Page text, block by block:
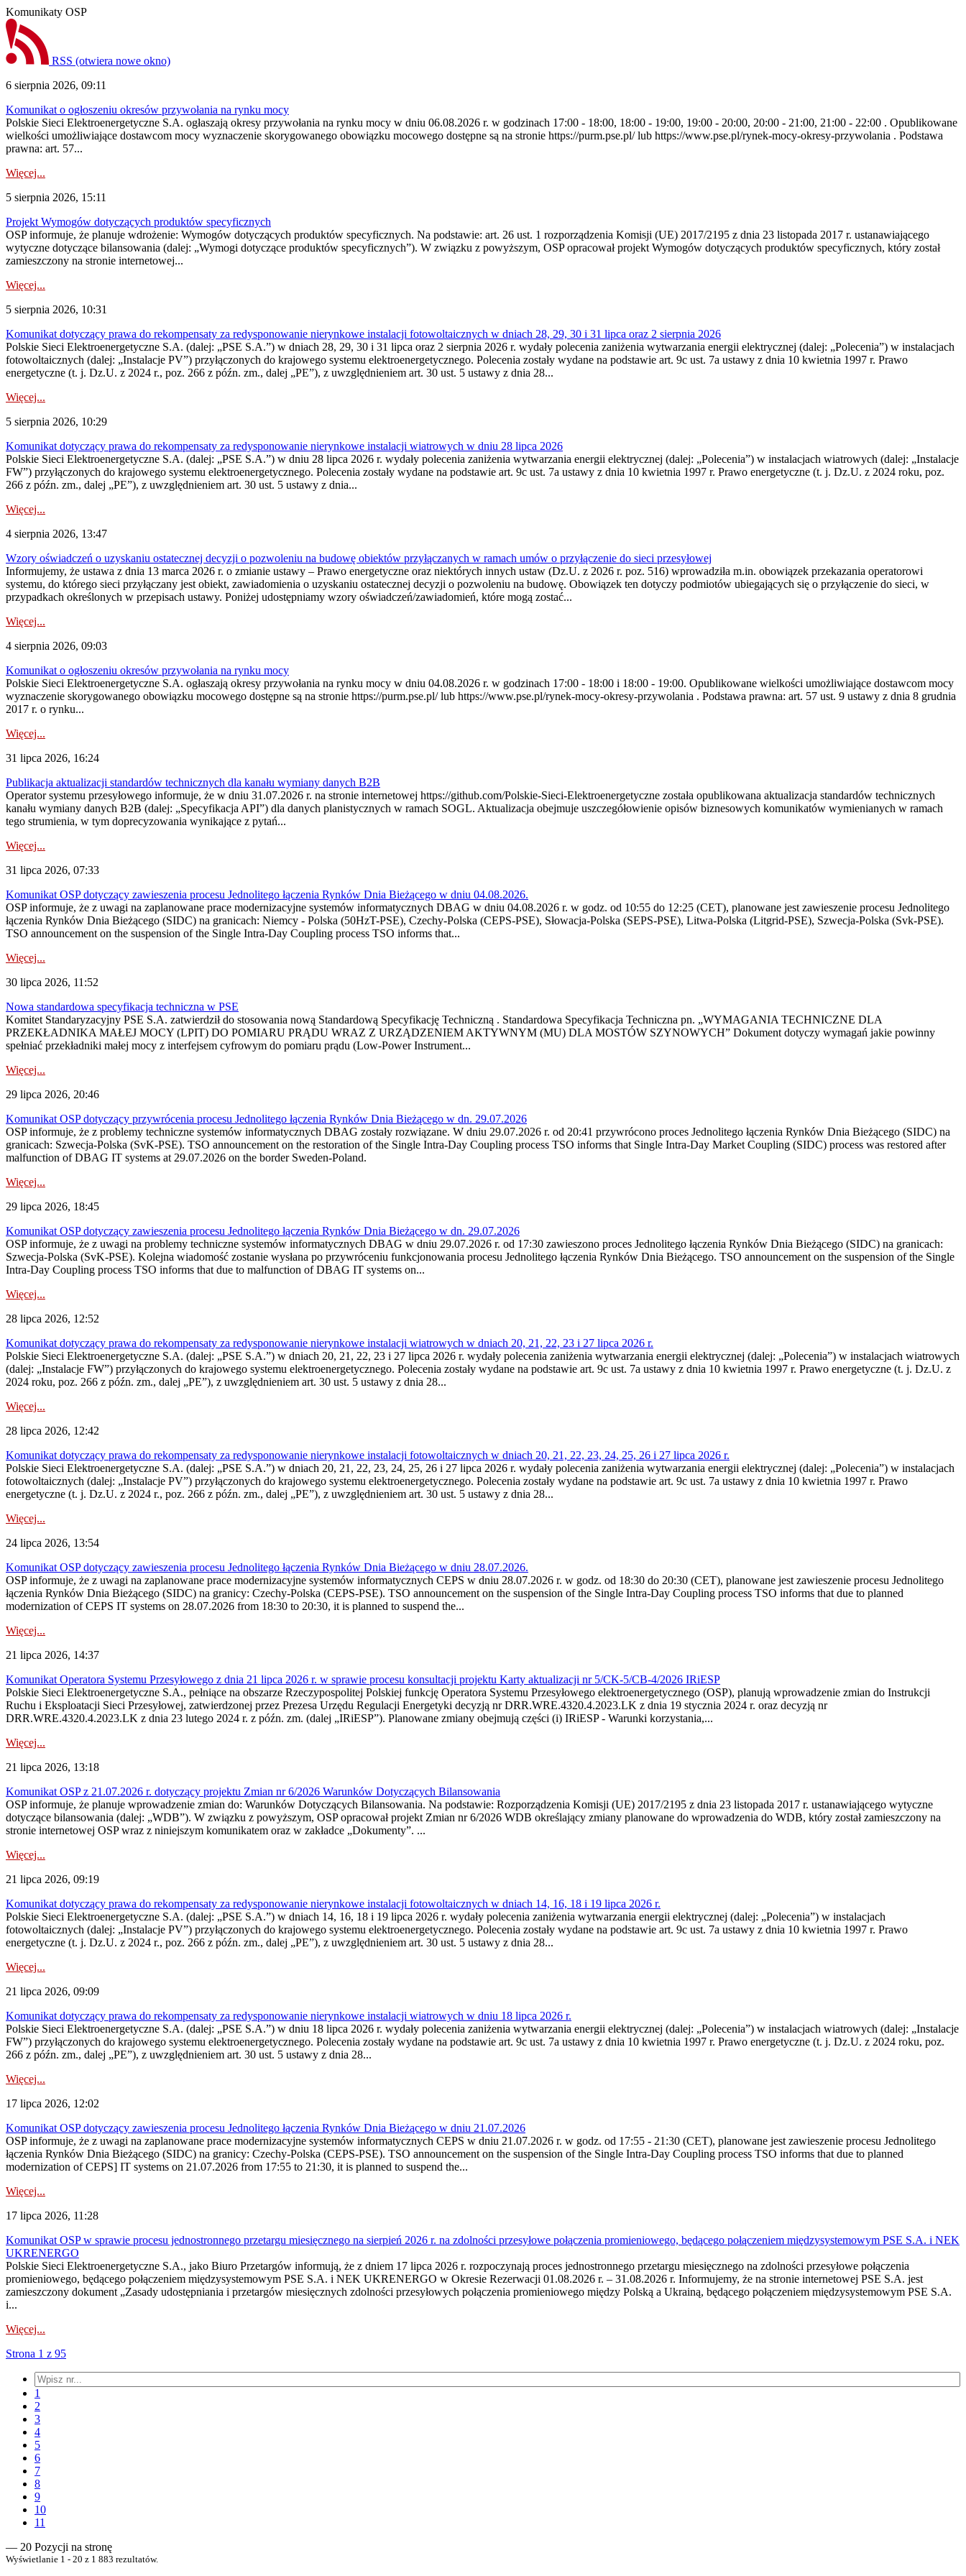
Komunikaty OSP
RSS (otwiera nowe okno)
6 sierpnia 2026, 09:11
Komunikat o ogłoszeniu okresów przywołania na rynku mocy
Polskie Sieci Elektroenergetyczne S.A. ogłaszają okresy przywołania na rynku mocy w dniu 06.08.2026 r. w godzinach 17:00 - 18:00, 18:00 - 19:00, 19:00 - 20:00, 20:00 - 21:00, 21:00 - 22:00 . Opublikowane
wielkości umożliwiające dostawcom mocy wyznaczenie skorygowanego obowiązku mocowego dostępne są na stronie https://purm.pse.pl/ lub https://www.pse.pl/rynek-mocy-okresy-przywolania . Podstawa
prawna: art. 57...
Więcej...
5 sierpnia 2026, 15:11
Projekt Wymogów dotyczących produktów specyficznych
OSP informuje, że planuje wdrożenie: Wymogów dotyczących produktów specyficznych. Na podstawie: art. 26 ust. 1 rozporządzenia Komisji (UE) 2017/2195 z dnia 23‍ listopada 2017 r. ustanawiającego
wytyczne dotyczące bilansowania (dalej: „Wymogi dotyczące produktów specyficznych”). W związku z powyższym, OSP opracował projekt Wymogów dotyczących produktów specyficznych, który został
zamieszczony na stronie internetowej...
Więcej...
5 sierpnia 2026, 10:31
Komunikat dotyczący prawa do rekompensaty za redysponowanie nierynkowe instalacji fotowoltaicznych w dniach 28, 29, 30 i 31 lipca oraz 2 sierpnia 2026
Polskie Sieci Elektroenergetyczne S.A. (dalej: „PSE S.A.”) w dniach 28, 29, 30 i 31 lipca oraz 2 sierpnia 2026 r. wydały polecenia zaniżenia wytwarzania energii elektrycznej (dalej: „Polecenia”) w instalacjach
fotowoltaicznych (dalej: „Instalacje PV”) przyłączonych do krajowego systemu elektroenergetycznego. Polecenia zostały wydane na podstawie art. 9c ust. 7a ustawy z dnia 10 kwietnia 1997 r. Prawo
energetyczne (t. j. Dz.U. z 2024 r., poz. 266 z późn. zm., dalej „PE”), z uwzględnieniem art. 30 ust. 5 ustawy z dnia 28...
Więcej...
5 sierpnia 2026, 10:29
Komunikat dotyczący prawa do rekompensaty za redysponowanie nierynkowe instalacji wiatrowych w dniu 28 lipca 2026
Polskie Sieci Elektroenergetyczne S.A. (dalej: „PSE S.A.”) w dniu 28 lipca 2026 r. wydały polecenia zaniżenia wytwarzania energii elektrycznej (dalej: „Polecenia”) w instalacjach wiatrowych (dalej: „Instalacje
FW”) przyłączonych do krajowego systemu elektroenergetycznego. Polecenia zostały wydane na podstawie art. 9c ust. 7a ustawy z dnia 10 kwietnia 1997 r. Prawo energetyczne (t. j. Dz.U. z 2024 roku, poz.
266 z późn. zm., dalej „PE”), z uwzględnieniem art. 30 ust. 5 ustawy z dnia...
Więcej...
4 sierpnia 2026, 13:47
Wzory oświadczeń o uzyskaniu ostatecznej decyzji o pozwoleniu na budowę obiektów przyłączanych w ramach umów o przyłączenie do sieci przesyłowej
Informujemy, że ustawa z dnia 13 marca 2026 r. o zmianie ustawy – Prawo energetyczne oraz niektórych innych ustaw (Dz.U. z 2026 r. poz. 516) wprowadziła m.in. obowiązek przekazania operatorowi
systemu, do którego sieci przyłączany jest obiekt, zawiadomienia o uzyskaniu ostatecznej decyzji o pozwoleniu na budowę. Obowiązek ten dotyczy podmiotów ubiegających się o przyłączenie do sieci, w
przypadkach określonych w przepisach ustawy. Poniżej udostępniamy wzory oświadczeń/zawiadomień, które mogą zostać...
Więcej...
4 sierpnia 2026, 09:03
Komunikat o ogłoszeniu okresów przywołania na rynku mocy
Polskie Sieci Elektroenergetyczne S.A. ogłaszają okresy przywołania na rynku mocy w dniu 04.08.2026 r. w godzinach 17:00 - 18:00 i 18:00 - 19:00. Opublikowane wielkości umożliwiające dostawcom mocy
wyznaczenie skorygowanego obowiązku mocowego dostępne są na stronie https://purm.pse.pl/ lub https://www.pse.pl/rynek-mocy-okresy-przywolania . Podstawa prawna: art. 57 ust. 9 ustawy z dnia 8 grudnia
2017 r. o rynku...
Więcej...
31 lipca 2026, 16:24
Publikacja aktualizacji standardów technicznych dla kanału wymiany danych B2B
Operator systemu przesyłowego informuje, że w dniu 31.07.2026 r. na stronie internetowej https://github.com/Polskie-Sieci-Elektroenergetyczne została opublikowana aktualizacja standardów technicznych
kanału wymiany danych B2B (dalej: „Specyfikacja API”) dla danych planistycznych w ramach SOGL. Aktualizacja obejmuje uszczegółowienie opisów biznesowych komunikatów wymienianych w ramach
tego strumienia, w tym doprecyzowania wynikające z pytań...
Więcej...
31 lipca 2026, 07:33
Komunikat OSP dotyczący zawieszenia procesu Jednolitego łączenia Rynków Dnia Bieżącego w dniu 04.08.2026.
OSP informuje, że z uwagi na zaplanowane prace modernizacyjne systemów informatycznych DBAG w dniu 04.08.2026 r. w godz. od 10:55 do 12:25 (CET), planowane jest zawieszenie procesu Jednolitego
łączenia Rynków Dnia Bieżącego (SIDC) na granicach: Niemcy - Polska (50HzT-PSE), Czechy-Polska (CEPS-PSE), Słowacja-Polska (SEPS-PSE), Litwa-Polska (Litgrid-PSE), Szwecja-Polska (Svk-PSE).
TSO announcement on the suspension of the Single Intra-Day Coupling process TSO informs that...
Więcej...
30 lipca 2026, 11:52
Nowa standardowa specyfikacja techniczna w PSE
Komitet Standaryzacyjny PSE S.A. zatwierdził do stosowania nową Standardową Specyfikację Techniczną . Standardowa Specyfikacja Techniczna pn. „WYMAGANIA TECHNICZNE DLA
PRZEKŁADNIKA MAŁEJ MOCY (LPIT) DO POMIARU PRĄDU WRAZ Z URZĄDZENIEM AKTYWNYM (MU) DLA MOSTÓW SZYNOWYCH” Dokument dotyczy wymagań jakie powinny
spełniać przekładniki małej mocy z interfejsem cyfrowym do pomiaru prądu (Low-Power Instrument...
Więcej...
29 lipca 2026, 20:46
Komunikat OSP dotyczący przywrócenia procesu Jednolitego łączenia Rynków Dnia Bieżącego w dn. 29.07.2026
OSP informuje, że z problemy techniczne systemów informatycznych DBAG zostały rozwiązane. W dniu 29.07.2026 r. od 20:41 przywrócono proces Jednolitego łączenia Rynków Dnia Bieżącego (SIDC) na
granicach: Szwecja-Polska (SvK-PSE). TSO announcement on the restoration of the Single Intra-Day Coupling process TSO informs that Single Intra-Day Market Coupling (SIDC) process was restored after
malfunction of DBAG IT systems at 29.07.2026 on the border Sweden-Poland.
Więcej...
29 lipca 2026, 18:45
Komunikat OSP dotyczący zawieszenia procesu Jednolitego łączenia Rynków Dnia Bieżącego w dn. 29.07.2026
OSP informuje, że z uwagi na problemy techniczne systemów informatycznych DBAG w dniu 29.07.2026 r. od 17:30 zawieszono proces Jednolitego łączenia Rynków Dnia Bieżącego (SIDC) na granicach:
Szwecja-Polska (SvK-PSE). Kolejna wiadomość zostanie wysłana po przywróceniu funkcjonowania procesu Jednolitego łączenia Rynków Dnia Bieżącego. TSO announcement on the suspension of the Single
Intra-Day Coupling process TSO informs that due to malfunction of DBAG IT systems on...
Więcej...
28 lipca 2026, 12:52
Komunikat dotyczący prawa do rekompensaty za redysponowanie nierynkowe instalacji wiatrowych w dniach 20, 21, 22, 23 i 27 lipca 2026 r.
Polskie Sieci Elektroenergetyczne S.A. (dalej: „PSE S.A.”) w dniach 20, 21, 22, 23 i 27 lipca 2026 r. wydały polecenia zaniżenia wytwarzania energii elektrycznej (dalej: „Polecenia”) w instalacjach wiatrowych
(dalej: „Instalacje FW”) przyłączonych do krajowego systemu elektroenergetycznego. Polecenia zostały wydane na podstawie art. 9c ust. 7a ustawy z dnia 10 kwietnia 1997 r. Prawo energetyczne (t. j. Dz.U. z
2024 roku, poz. 266 z późn. zm., dalej „PE”), z uwzględnieniem art. 30 ust. 5 ustawy z dnia 28...
Więcej...
28 lipca 2026, 12:42
Komunikat dotyczący prawa do rekompensaty za redysponowanie nierynkowe instalacji fotowoltaicznych w dniach 20, 21, 22, 23, 24, 25, 26 i 27 lipca 2026 r.
Polskie Sieci Elektroenergetyczne S.A. (dalej: „PSE S.A.”) w dniach 20, 21, 22, 23, 24, 25, 26 i 27 lipca 2026 r. wydały polecenia zaniżenia wytwarzania energii elektrycznej (dalej: „Polecenia”) w instalacjach
fotowoltaicznych (dalej: „Instalacje PV”) przyłączonych do krajowego systemu elektroenergetycznego. Polecenia zostały wydane na podstawie art. 9c ust. 7a ustawy z dnia 10 kwietnia 1997 r. Prawo
energetyczne (t. j. Dz.U. z 2024 r., poz. 266 z późn. zm., dalej „PE”), z uwzględnieniem art. 30 ust. 5 ustawy z dnia 28...
Więcej...
24 lipca 2026, 13:54
Komunikat OSP dotyczący zawieszenia procesu Jednolitego łączenia Rynków Dnia Bieżącego w dniu 28.07.2026.
OSP informuje, że z uwagi na zaplanowane prace modernizacyjne systemów informatycznych CEPS w dniu 28.07.2026 r. w godz. od 18:30 do 20:30 (CET), planowane jest zawieszenie procesu Jednolitego
łączenia Rynków Dnia Bieżącego (SIDC) na granicy: Czechy-Polska (CEPS-PSE). TSO announcement on the suspension of the Single Intra-Day Coupling process TSO informs that due to planned
modernization of CEPS IT systems on 28.07.2026 from 18:30 to 20:30, it is planned to suspend the...
Więcej...
21 lipca 2026, 14:37
Komunikat Operatora Systemu Przesyłowego z dnia 21 lipca 2026 r. w sprawie procesu konsultacji projektu Karty aktualizacji nr 5/CK-5/CB-4/2026 IRiESP
Polskie Sieci Elektroenergetyczne S.A., pełniące na obszarze Rzeczypospolitej Polskiej funkcję Operatora Systemu Przesyłowego elektroenergetycznego (OSP), planują wprowadzenie zmian do Instrukcji
Ruchu i Eksploatacji Sieci Przesyłowej, zatwierdzonej przez Prezesa Urzędu Regulacji Energetyki decyzją nr DRR.WRE.4320.4.2023.LK z dnia 19 stycznia 2024 r. oraz decyzją nr
DRR.WRE.4320.4.2023.LK z dnia 23 lutego 2024 r. z późn. zm. (dalej „IRiESP”). Planowane zmiany obejmują części (i) IRiESP - Warunki korzystania,...
Więcej...
21 lipca 2026, 13:18
Komunikat OSP z 21.07.2026 r. dotyczący projektu Zmian nr 6/2026 Warunków Dotyczących Bilansowania
OSP informuje, że planuje wprowadzenie zmian do: Warunków Dotyczących Bilansowania. Na podstawie: Rozporządzenia Komisji (UE) 2017/2195 z dnia 23‍ listopada 2017 r. ustanawiającego wytyczne
dotyczące bilansowania (dalej: „WDB”). W związku z powyższym, OSP opracował projekt Zmian nr 6/2026 WDB określający zmiany planowane do wprowadzenia do WDB, który został zamieszczony na
stronie internetowej OSP wraz z niniejszym komunikatem oraz w zakładce „Dokumenty”. ...
Więcej...
21 lipca 2026, 09:19
Komunikat dotyczący prawa do rekompensaty za redysponowanie nierynkowe instalacji fotowoltaicznych w dniach 14, 16, 18 i 19 lipca 2026 r.
Polskie Sieci Elektroenergetyczne S.A. (dalej: „PSE S.A.”) w dniach 14, 16, 18 i 19 lipca 2026 r. wydały polecenia zaniżenia wytwarzania energii elektrycznej (dalej: „Polecenia”) w instalacjach
fotowoltaicznych (dalej: „Instalacje PV”) przyłączonych do krajowego systemu elektroenergetycznego. Polecenia zostały wydane na podstawie art. 9c ust. 7a ustawy z dnia 10 kwietnia 1997 r. Prawo
energetyczne (t. j. Dz.U. z 2024 r., poz. 266 z późn. zm., dalej „PE”), z uwzględnieniem art. 30 ust. 5 ustawy z dnia 28...
Więcej...
21 lipca 2026, 09:09
Komunikat dotyczący prawa do rekompensaty za redysponowanie nierynkowe instalacji wiatrowych w dniu 18 lipca 2026 r.
Polskie Sieci Elektroenergetyczne S.A. (dalej: „PSE S.A.”) w dniu 18 lipca 2026 r. wydały polecenia zaniżenia wytwarzania energii elektrycznej (dalej: „Polecenia”) w instalacjach wiatrowych (dalej: „Instalacje
FW”) przyłączonych do krajowego systemu elektroenergetycznego. Polecenia zostały wydane na podstawie art. 9c ust. 7a ustawy z dnia 10 kwietnia 1997 r. Prawo energetyczne (t. j. Dz.U. z 2024 roku, poz.
266 z późn. zm., dalej „PE”), z uwzględnieniem art. 30 ust. 5 ustawy z dnia 28...
Więcej...
17 lipca 2026, 12:02
Komunikat OSP dotyczący zawieszenia procesu Jednolitego łączenia Rynków Dnia Bieżącego w dniu 21.07.2026
OSP informuje, że z uwagi na zaplanowane prace modernizacyjne systemów informatycznych CEPS w dniu 21.07.2026 r. w godz. od 17:55 - 21:30 (CET), planowane jest zawieszenie procesu Jednolitego
łączenia Rynków Dnia Bieżącego (SIDC) na granicy: Czechy-Polska (CEPS-PSE). TSO announcement on the suspension of the Single Intra-Day Coupling process TSO informs that due to planned
modernization of CEPS] IT systems on 21.07.2026 from 17:55 to 21:30, it is planned to suspend the...
Więcej...
17 lipca 2026, 11:28
Komunikat OSP w sprawie procesu jednostronnego przetargu miesięcznego na sierpień 2026 r. na zdolności przesyłowe połączenia promieniowego, będącego połączeniem międzysystemowym PSE S.A. i NEK
UKRENERGO
Polskie Sieci Elektroenergetyczne S.A., jako Biuro Przetargów informują, że z dniem 17 lipca 2026 r. rozpoczynają proces jednostronnego przetargu miesięcznego na zdolności przesyłowe połączenia
promieniowego, będącego połączeniem międzysystemowym PSE S.A. i NEK UKRENERGO w Okresie Rezerwacji 01.08.2026 r. – 31.08.2026 r. Informujemy, że na stronie internetowej PSE S.A. jest
zamieszczony dokument „Zasady udostępniania i przetargów miesięcznych zdolności przesyłowych połączenia promieniowego między Polską a Ukrainą, będącego połączeniem międzysystemowym PSE S.A.
i...
Więcej...
Strona 1 z 95
1
2
3
4
5
6
7
8
9
10
11
— 20 Pozycji na stronę
Wyświetlanie 1 - 20 z 1 883 rezultatów.